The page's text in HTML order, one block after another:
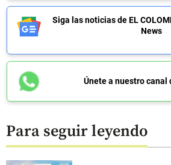
Siga las noticias de EL
News
Únete a nuestro canal
Para seguir leyendo